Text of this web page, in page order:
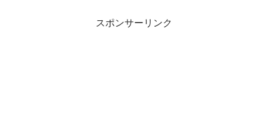
スポンサーリンク